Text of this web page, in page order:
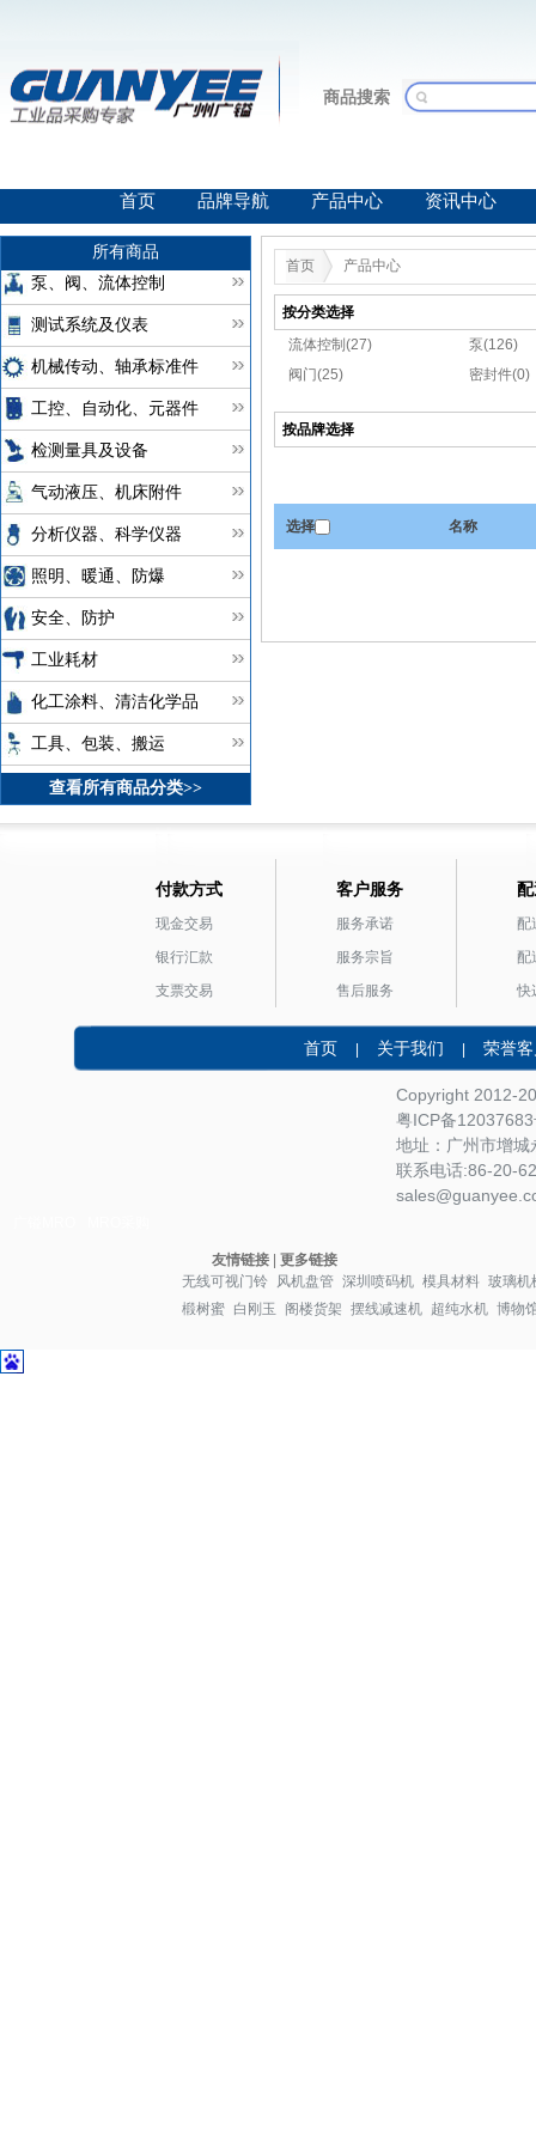
商品搜索
首页 品牌导航 产品中心 资讯中心
所有商品
泵、阀、流体控制
测试系统及仪表
机械传动、轴承标准件
工控、自动化、元器件
检测量具及设备
气动液压、机床附件
分析仪器、科学仪器
照明、暖通、防爆
安全、防护
工业耗材
化工涂料、清洁化学品
工具、包装、搬运
查看所有商品分类>>
首页 产品中心
按分类选择
流体控制(27)
泵(126)
阀门(25)
密封件(0)
按品牌选择
选择 名称
付款方式
现金交易
银行汇款
支票交易
客户服务
服务承诺
服务宗旨
售后服务
配
配
快
首页 关于我们 荣誉
Copyright 2012-
粤ICP备12037683
地址：广州市增
联系电话:86-20-
友情链接| 更多链接
无线可视门铃 风机盘管 深圳喷码机 模具材料 玻璃机
椴树蜜 白刚玉 阁楼货架 摆线减速机 超纯水机 博物